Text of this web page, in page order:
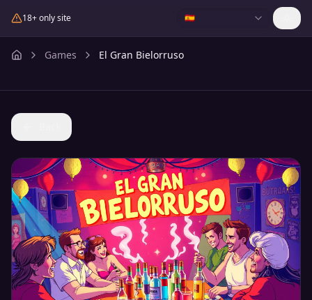
18+ only site 🇪🇸
Games El Gran Bielorruso